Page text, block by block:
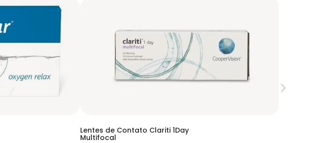
Lentes de Contato Clariti 1Day
Multifocal